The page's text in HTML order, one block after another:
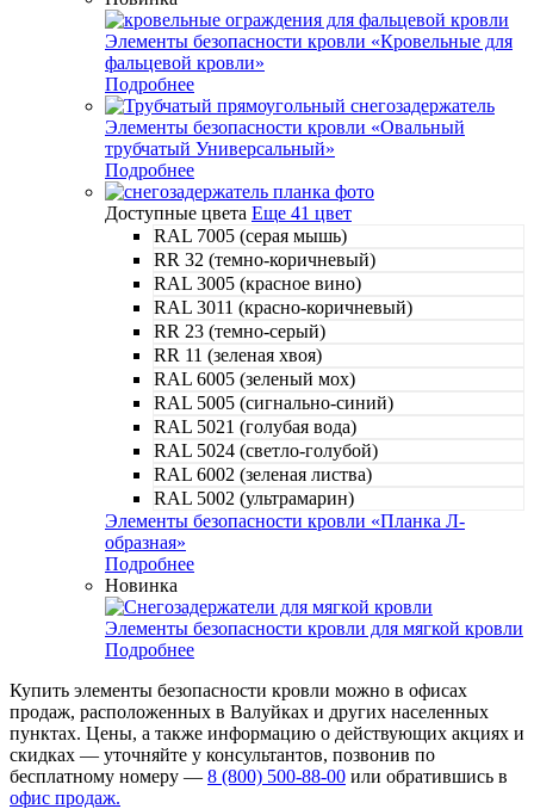
Элементы безопасности кровли «Кровельные для
фальцевой кровли»
Подробнее
Элементы безопасности кровли «Овальный
трубчатый Универсальный»
Подробнее
Доступные цвета Еще 41 цвет
RAL 7005 (серая мышь)
RR 32 (темно-коричневый)
RAL 3005 (красное вино)
RAL 3011 (красно-коричневый)
RR 23 (темно-серый)
RR 11 (зеленая хвоя)
RAL 6005 (зеленый мох)
RAL 5005 (сигнально-синий)
RAL 5021 (голубая вода)
RAL 5024 (светло-голубой)
RAL 6002 (зеленая листва)
RAL 5002 (ультрамарин)
Элементы безопасности кровли «Планка Л-
образная»
Подробнее
Новинка
Элементы безопасности кровли для мягкой кровли
Подробнее
Купить элементы безопасности кровли можно в офисах
продаж, расположенных в Валуйках и других населенных
пунктах. Цены, а также информацию о действующих акциях и
скидках — уточняйте у консультантов, позвонив по
бесплатному номеру — 8 (800) 500-88-00 или обратившись в
офис продаж.